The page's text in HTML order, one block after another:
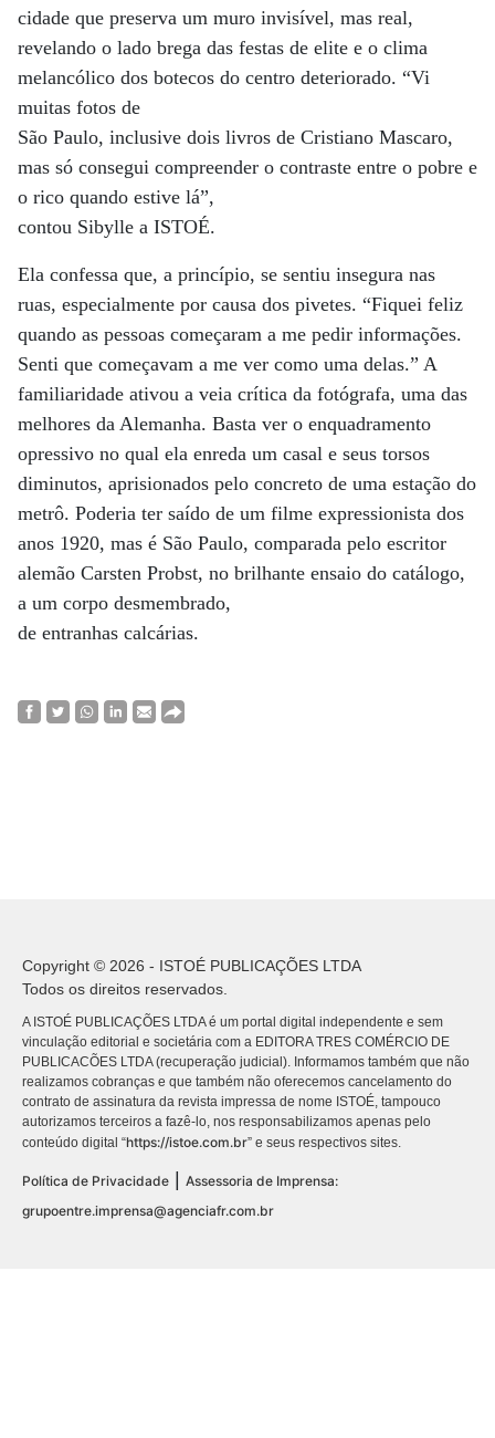
cidade que preserva um muro invisível, mas real,
revelando o lado brega das festas de elite e o clima
melancólico dos botecos do centro deteriorado. “Vi
muitas fotos de
São Paulo, inclusive dois livros de Cristiano Mascaro,
mas só consegui compreender o contraste entre o pobre e
o rico quando estive lá”,
contou Sibylle a ISTOÉ.
Ela confessa que, a princípio, se sentiu insegura nas
ruas, especialmente por causa dos pivetes. “Fiquei feliz
quando as pessoas começaram a me pedir informações.
Senti que começavam a me ver como uma delas.” A
familiaridade ativou a veia crítica da fotógrafa, uma das
melhores da Alemanha. Basta ver o enquadramento
opressivo no qual ela enreda um casal e seus torsos
diminutos, aprisionados pelo concreto de uma estação do
metrô. Poderia ter saído de um filme expressionista dos
anos 1920, mas é São Paulo, comparada pelo escritor
alemão Carsten Probst, no brilhante ensaio do catálogo,
a um corpo desmembrado,
de entranhas calcárias.
Copyright © 2026 - ISTOÉ PUBLICAÇÕES LTDA
Todos os direitos reservados.
A ISTOÉ PUBLICAÇÕES LTDA é um portal digital independente e sem
vinculação editorial e societária com a EDITORA TRES COMÉRCIO DE
PUBLICACÕES LTDA (recuperação judicial). Informamos também que não
realizamos cobranças e que também não oferecemos cancelamento do
contrato de assinatura da revista impressa de nome ISTOÉ, tampouco
autorizamos terceiros a fazê-lo, nos responsabilizamos apenas pelo
conteúdo digital “https://istoe.com.br” e seus respectivos sites.
Política de Privacidade
Assessoria de Imprensa:
grupoentre.imprensa@agenciafr.com.br